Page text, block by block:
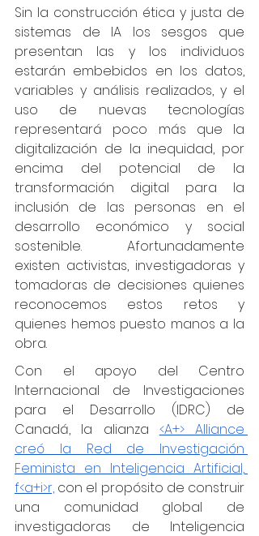
Sin la construcción ética y justa de
sistemas de IA los sesgos que
presentan las y los individuos
estarán embebidos en los datos,
variables y análisis realizados, y el
uso de nuevas tecnologías
representará poco más que la
digitalización de la inequidad, por
encima del potencial de la
transformación digital para la
inclusión de las personas en el
desarrollo económico y social
sostenible. Afortunadamente
existen activistas, investigadoras y
tomadoras de decisiones quienes
reconocemos estos retos y
quienes hemos puesto manos a la
obra.
Con el apoyo del Centro
Internacional de Investigaciones
para el Desarrollo (IDRC) de
Canadá, la alianza <A+> Alliance
creó la Red de Investigación
Feminista en Inteligencia Artificial,
f<a+i>r, con el propósito de construir
una comunidad global de
investigadoras de Inteligencia